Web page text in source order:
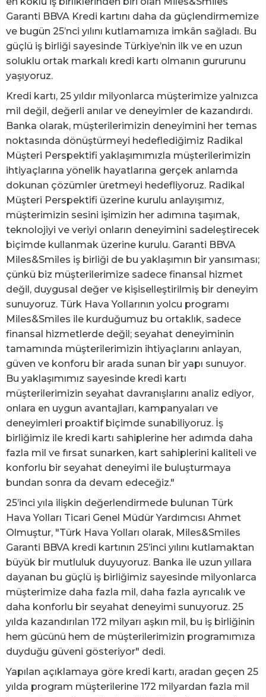
Garanti BBVA Kredi kartını daha da güçlendirmemize
ve bugün 25’nci yılını kutlamamıza imkân sağladı. Bu
güçlü iş birliği sayesinde Türkiye’nin ilk ve en uzun
soluklu ortak markalı kredi kartı olmanın gururunu
yaşıyoruz.
Kredi kartı, 25 yıldır milyonlarca müşterimize yalnızca
mil değil, değerli anılar ve deneyimler de kazandırdı.
Banka olarak, müşterilerimizin deneyimini her temas
noktasında dönüştürmeyi hedeflediğimiz Radikal
Müşteri Perspektifi yaklaşımımızla müşterilerimizin
ihtiyaçlarına yönelik hayatlarına gerçek anlamda
dokunan çözümler üretmeyi hedefliyoruz. Radikal
Müşteri Perspektifi üzerine kurulu anlayışımız,
müşterimizin sesini işimizin her adımına taşımak,
teknolojiyi ve veriyi onların deneyimini sadeleştirecek
biçimde kullanmak üzerine kurulu. Garanti BBVA
Miles&Smiles iş birliği de bu yaklaşımın bir yansıması;
çünkü biz müşterilerimize sadece finansal hizmet
değil, duygusal değer ve kişiselleştirilmiş bir deneyim
sunuyoruz. Türk Hava Yollarının yolcu programı
Miles&Smiles ile kurduğumuz bu ortaklık, sadece
finansal hizmetlerde değil; seyahat deneyiminin
tamamında müşterilerimizin ihtiyaçlarını anlayan,
güven ve konforu bir arada sunan bir yapı sunuyor.
Bu yaklaşımımız sayesinde kredi kartı
müşterilerimizin seyahat davranışlarını analiz ediyor,
onlara en uygun avantajları, kampanyaları ve
deneyimleri proaktif biçimde sunabiliyoruz. İş
birliğimiz ile kredi kartı sahiplerine her adımda daha
fazla mil ve fırsat sunarken, kart sahiplerini kaliteli ve
konforlu bir seyahat deneyimi ile buluşturmaya
bundan sonra da devam edeceğiz."
25’inci yıla ilişkin değerlendirmede bulunan Türk
Hava Yolları Ticari Genel Müdür Yardımcısı Ahmet
Olmuştur, "Türk Hava Yolları olarak, Miles&Smiles
Garanti BBVA kredi kartının 25’inci yılını kutlamaktan
büyük bir mutluluk duyuyoruz. Banka ile uzun yıllara
dayanan bu güçlü iş birliğimiz sayesinde milyonlarca
müşterimize daha fazla mil, daha fazla ayrıcalık ve
daha konforlu bir seyahat deneyimi sunuyoruz. 25
yılda kazandırılan 172 milyarı aşkın mil, bu iş birliğinin
hem gücünü hem de müşterilerimizin programımıza
duyduğu güveni gösteriyor" dedi.
Yapılan açıklamaya göre kredi kartı, aradan geçen 25
yılda program müşterilerine 172 milyardan fazla mil